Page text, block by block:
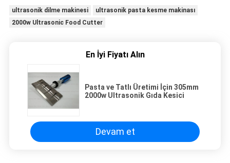
ultrasonik dilme makinesi
ultrasonik pasta kesme makinası
2000w Ultrasonic Food Cutter
En İyi Fiyatı Alın
Pasta ve Tatlı Üretimi İçin 305mm
2000w Ultrasonik Gıda Kesici
Devam et